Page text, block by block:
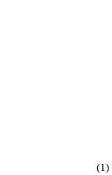
(1)